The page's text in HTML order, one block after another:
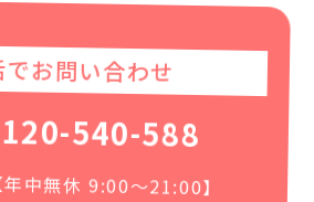
お問い合わせ
540-588
中無休 9:00〜21:00】